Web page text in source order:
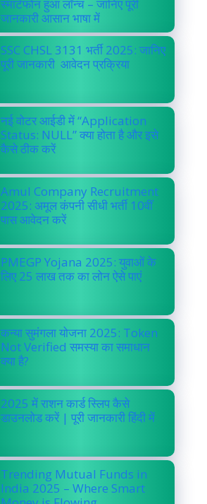
स्मार्टफोन हुआ लॉन्च – जानिए पूरी
जानकारी आसान भाषा में
SSC CHSL 3131 भर्ती 2025: जानिए
पूरी जानकारी आवेदन प्रक्रिया
नई वोटर आईडी में “Application
Status: NULL” क्या होता है और इसे
कैसे ठीक करें
Amul Company Recruitment
2025: अमूल कंपनी सीधी भर्ती 10वीं
पास आवेदन करें
PMEGP Yojana 2025: युवाओं के
लिए 25 लाख तक का लोन ऐसे पाएं
कन्या सुमंगला योजना 2025: Token
Not Verified समस्या का समाधान
क्या है?
2025 में राशन कार्ड स्लिप कैसे
डाउनलोड करें | पूरी जानकारी हिंदी में
Trending Mutual Funds in
India 2025 – Where Smart